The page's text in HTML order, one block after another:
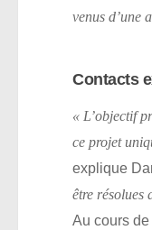
venus d’une
Contacts
« L’objectif
ce projet
explique
être résolues
Au cours